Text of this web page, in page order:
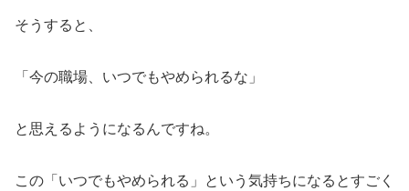
そうすると、
「今の職場、いつでもやめられるな」
と思えるようになるんですね。
この「いつでもやめられる」という気持ちになるとすごく